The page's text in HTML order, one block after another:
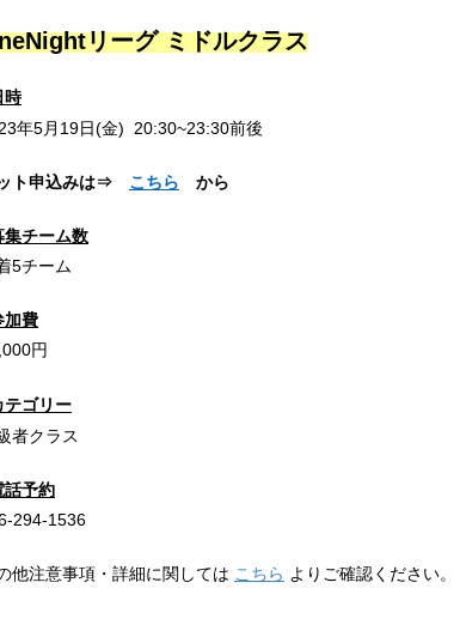
リーグ ミドルクラス
時
年5月19日(金)
20:30~23:30前後
ト申込みは⇒ こちら から
集チーム数
5チーム
加費
円
テゴリー
者クラス
話予約
294-1536
他注意事項・詳細に関しては こちら よりご確認ください。